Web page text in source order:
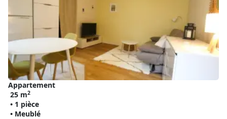
Appartement
25 m2
• 1 pièce
• Meublé